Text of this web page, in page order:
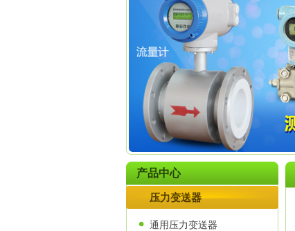
产品中心
压力变送器
通用压力变送器